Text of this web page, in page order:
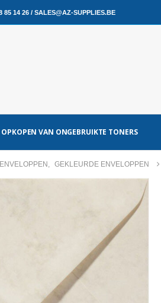
85 14 26 / SALES@AZ-SUPPLIES.BE
OPKOPEN VAN ONGEBRUIKTE TONERS
, GEKLEURDE ENVELOPPEN